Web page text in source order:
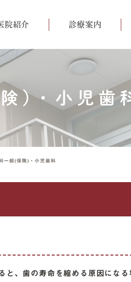
院紹介
ご質問
診療案内
歯科一般
予防治療
小児歯科
インプラント
入れ歯
ホワイトニング
)・小児歯
一般(保険)・小児歯科
と、歯の寿命を縮める原因にな